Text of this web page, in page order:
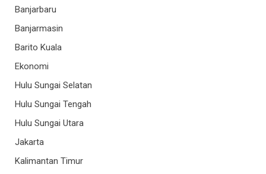
Banjarbaru
Banjarmasin
Barito Kuala
Ekonomi
Hulu Sungai Selatan
Hulu Sungai Tengah
Hulu Sungai Utara
Jakarta
Kalimantan Timur